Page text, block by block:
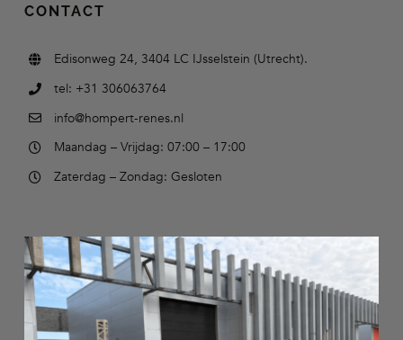
CONTACT
Edisonweg 24, 3404 LC IJsselstein (Utrecht).
tel: +31 306063764
info@hompert-renes.nl
Maandag – Vrijdag: 07:00 – 17:00
Zaterdag – Zondag: Gesloten